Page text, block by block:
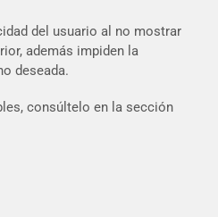
del usuario al no mostrar
además impiden la
deseada.
consúltelo en la sección